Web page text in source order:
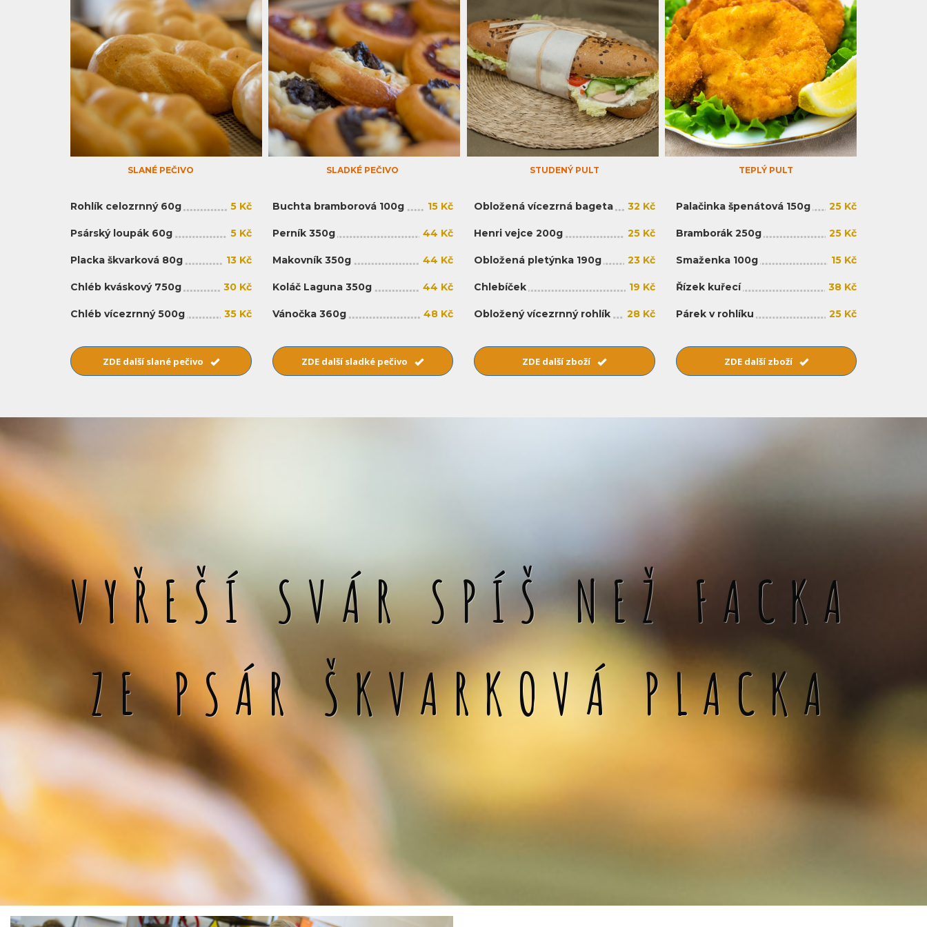
SLANÉ PEČIVO
Rohlík celozrnný 60g 5 Kč
Psárský loupák 60g 5 Kč
Placka škvarková 80g 13 Kč
Chléb kváskový 750g 30 Kč
Chléb vícezrnný 500g 35 Kč
ZDE další slané pečivo
SLADKÉ PEČIVO
Buchta bramborová 100g 15 Kč
Perník 350g 44 Kč
Makovník 350g 44 Kč
Koláč Laguna 350g 44 Kč
Vánočka 360g 48 Kč
ZDE další sladké pečivo
STUDENÝ PULT
Obložená vícezrná bageta 32 Kč
Henri vejce 200g 25 Kč
Obložená pletýnka 190g 23 Kč
Chlebíček 19 Kč
Obložený vícezrnný rohlík 28 Kč
ZDE další zboží
TEPLÝ PULT
Palačinka špenátová 150g 25 Kč
Bramborák 250g 25 Kč
Smaženka 100g 15 Kč
Řízek kuřecí 38 Kč
Párek v rohlíku 25 Kč
ZDE další zboží
VYŘEŠÍ SVÁR SPÍŠ NEŽ FACKA
ZE PSÁR ŠKVARKOVÁ PLACKA